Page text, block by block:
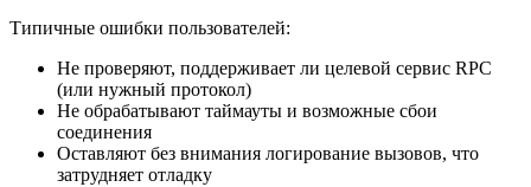
Типичные ошибки пользователей:
Не проверяют, поддерживает ли целевой сервис RPC
(или нужный протокол)
Не обрабатывают таймауты и возможные сбои
соединения
Оставляют без внимания логирование вызовов, что
затрудняет отладку